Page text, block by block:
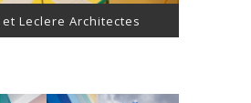
Leclere Architectes